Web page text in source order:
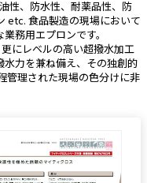
etc. 食品製造の現場において
務用エプロンです。
力を兼ね備え、その独創的
管理された現場の色分けに非